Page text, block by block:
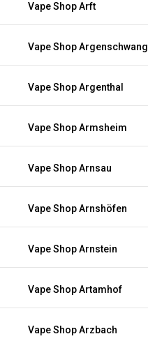
Vape Shop Arft
Vape Shop Argenschwang
Vape Shop Argenthal
Vape Shop Armsheim
Vape Shop Arnsau
Vape Shop Arnshöfen
Vape Shop Arnstein
Vape Shop Artamhof
Vape Shop Arzbach